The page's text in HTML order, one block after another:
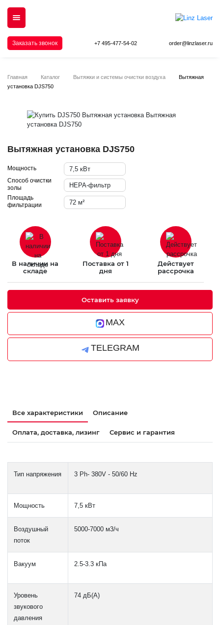
Заказать звонок +7 495-477-54-02 order@linzlaser.ru
Главная Каталог Вытяжки и системы очистки воздуха
Вытяжная
установка DJS750
Вытяжная установка DJS750
Мощность 7,5 кВт
Способ очистки
золы
HEPA-фильтр
Площадь
фильтрации
72 м²
В наличии на
складе
Поставка от 1
дня
Действует
рассрочка
Оставить заявку
MAX
TELEGRAM
Все характеристики Описание
Оплата, доставка, лизинг Сервис и гарантия
Тип напряжения 3 Ph- 380V - 50/60 Hz
Мощность 7,5 кВт
Воздушный
поток
5000-7000 м3/ч
Вакуум 2.5-3.3 кПа
Уровень
звукового
давления
74 дБ(А)